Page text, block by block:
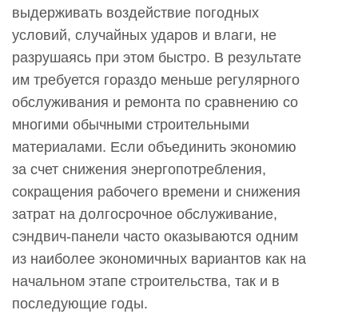
выдерживать воздействие погодных
условий, случайных ударов и влаги, не
разрушаясь при этом быстро. В результате
им требуется гораздо меньше регулярного
обслуживания и ремонта по сравнению со
многими обычными строительными
материалами. Если объединить экономию
за счет снижения энергопотребления,
сокращения рабочего времени и снижения
затрат на долгосрочное обслуживание,
сэндвич-панели часто оказываются одним
из наиболее экономичных вариантов как на
начальном этапе строительства, так и в
последующие годы.